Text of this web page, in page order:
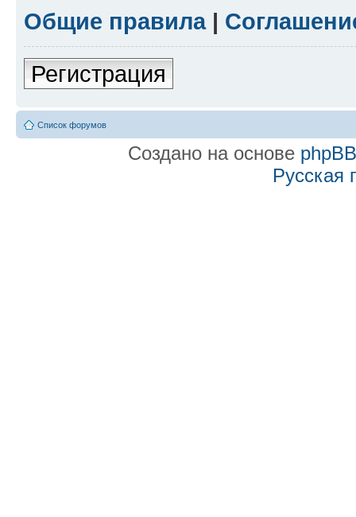
Общие правила|
Регистрация
Список форумов
Создано на основе phpBB
Русская